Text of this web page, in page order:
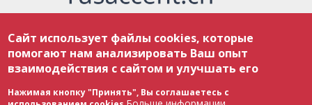
соответствии с законодательством Швейцарии об авторском праве и
международными соглашениями. Полное или частичное использование
материалов возможно только с разрешения редакции. В случае полного
или частичного воспроизведения материалов сайта rusaccent.ch,
ОБЯЗАТЕЛЬНА АКТИВНАЯ ГИПЕРССЫЛКА на конкретный заимствованный
текст. Фотоизображения, размещенные редакцией rusaccent.ch, являются
ее исключительной собственностью. Полное или частичное
Сайт использует файлы cookies, которые
помогают нам анализировать Ваш опыт
взаимодействия с сайтом и улучшать его
Нажимая кнопку "Принять", Вы соглашаетесь с